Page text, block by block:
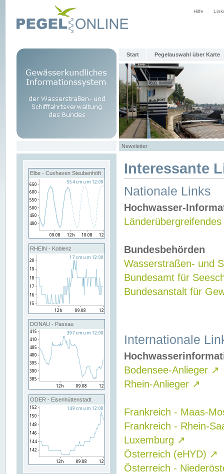
Hilfe
Start Pegelauswahl über Karte
Newsletter
Elbe - Cuxhaven Steubenhöft
RHEIN - Koblenz
DONAU - Passau
ODER - Eisenhüttenstadt
Interessante
Nationale Links
Hochwasser-
Bundesbehörden
Wasserstraßen- und
Bundesamt für
Bundesanstalt für
Internationale
Bodensee-Anlieger ↗
Rhein-Anlieger ↗
Frankreich - Maas-
Frankreich - Rhein-
Luxemburg ↗
Österreich (eHYD) ↗
Österreich -